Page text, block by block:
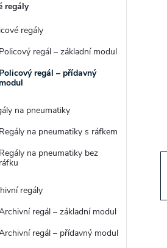
regály
regály
Policový regál – základní modul
Policový regál – přídavný
na pneumatiky
Regály na pneumatiky s ráfkem
Regály na pneumatiky bez
ráfku
regály
regál – základní modul
regál – přídavný modul